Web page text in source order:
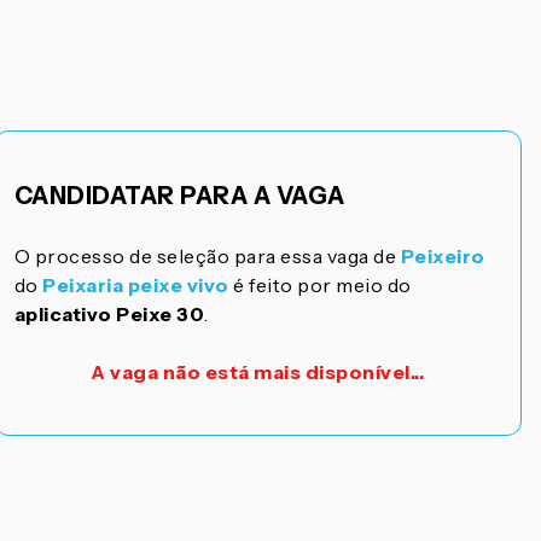
CANDIDATAR PARA A VAGA
O processo de seleção para essa vaga de Peixeiro
do Peixaria peixe vivoé feito por meio do
aplicativo Peixe 30.
A vaga não está mais disponível...